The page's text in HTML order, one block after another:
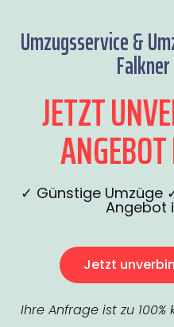
Umzugsservice &
JETZT
✓ Günstige Umzüge
Angebot
Jetzt
Ihre Anfrage ist zu